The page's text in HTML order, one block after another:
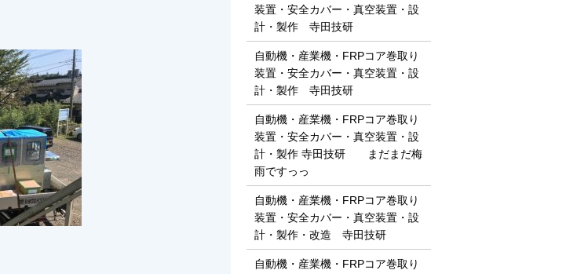
装置・安全カバー・真空装置・設
計・製作 寺田技研
自動機・産業機・FRPコア巻取り
装置・安全カバー・真空装置・設
計・製作 寺田技研
自動機・産業機・FRPコア巻取り
装置・安全カバー・真空装置・設
計・製作 寺田技研 まだまだ梅
雨ですっっ
自動機・産業機・FRPコア巻取り
装置・安全カバー・真空装置・設
計・製作・改造 寺田技研
自動機・産業機・FRPコア巻取り